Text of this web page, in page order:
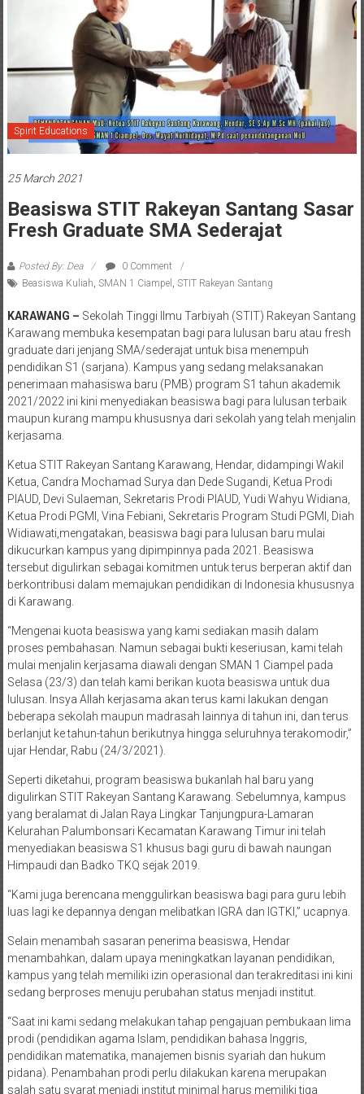
Spirit Educations
25 March 2021
Beasiswa STIT Rakeyan Santang Sasar
Fresh Graduate SMA Sederajat
Posted By: Dea
0 Comment
Beasiswa Kuliah SMAN 1 Ciampel STIT Rakeyan Santang
KARAWANG – Sekolah Tinggi Ilmu Tarbiyah (STIT) Rakeyan Santang
Karawang membuka kesempatan bagi para lulusan baru atau fresh
graduate dari jenjang SMA/sederajat untuk bisa menempuh
pendidikan S1 (sarjana). Kampus yang sedang melaksanakan
penerimaan mahasiswa baru (PMB) program S1 tahun akademik
2021/2022 ini kini menyediakan beasiswa bagi para lulusan terbaik
maupun kurang mampu khususnya dari sekolah yang telah menjalin
kerjasama.
Ketua STIT Rakeyan Santang Karawang, Hendar, didampingi Wakil
Ketua, Candra Mochamad Surya dan Dede Sugandi, Ketua Prodi
PIAUD, Devi Sulaeman, Sekretaris Prodi PIAUD, Yudi Wahyu Widiana,
Ketua Prodi PGMI, Vina Febiani, Sekretaris Program Studi PGMI, Diah
Widiawati,mengatakan, beasiswa bagi para lulusan baru mulai
dikucurkan kampus yang dipimpinnya pada 2021. Beasiswa
tersebut digulirkan sebagai komitmen untuk terus berperan aktif dan
berkontribusi dalam memajukan pendidikan di Indonesia khususnya
di Karawang.
“Mengenai kuota beasiswa yang kami sediakan masih dalam
proses pembahasan. Namun sebagai bukti keseriusan, kami telah
mulai menjalin kerjasama diawali dengan SMAN 1 Ciampel pada
Selasa (23/3) dan telah kami berikan kuota beasiswa untuk dua
lulusan. Insya Allah kerjasama akan terus kami lakukan dengan
beberapa sekolah maupun madrasah lainnya di tahun ini, dan terus
berlanjut ke tahun-tahun berikutnya hingga seluruhnya terakomodir,”
ujar Hendar, Rabu (24/3/2021).
Seperti diketahui, program beasiswa bukanlah hal baru yang
digulirkan STIT Rakeyan Santang Karawang. Sebelumnya, kampus
yang beralamat di Jalan Raya Lingkar Tanjungpura-Lamaran
Kelurahan Palumbonsari Kecamatan Karawang Timur ini telah
menyediakan beasiswa S1 khusus bagi guru di bawah naungan
Himpaudi dan Badko TKQ sejak 2019.
“Kami juga berencana menggulirkan beasiswa bagi para guru lebih
luas lagi ke depannya dengan melibatkan IGRA dan IGTKI,” ucapnya.
Selain menambah sasaran penerima beasiswa, Hendar
menambahkan, dalam upaya meningkatkan layanan pendidikan,
kampus yang telah memiliki izin operasional dan terakreditasi ini kini
sedang berproses menuju perubahan status menjadi institut.
“Saat ini kami sedang melakukan tahap pengajuan pembukaan lima
prodi (pendidikan agama Islam, pendidikan bahasa Inggris,
pendidikan matematika, manajemen bisnis syariah dan hukum
pidana). Penambahan prodi perlu dilakukan karena merupakan
salah satu syarat menjadi institut minimal harus memiliki tiga